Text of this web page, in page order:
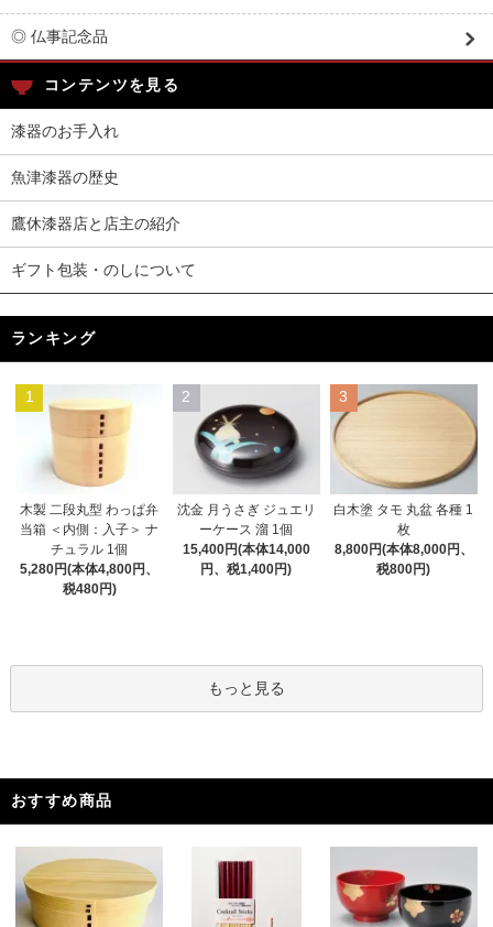
◎ 仏事記念品
コンテンツを見る
漆器のお手入れ
魚津漆器の歴史
鷹休漆器店と店主の紹介
ギフト包装・のしについて
ランキング
1
木製 二段丸型 わっぱ弁
当箱 ＜内側：入子＞ ナ
チュラル 1個
5,280円(本体4,800円、
税480円)
2
沈金 月うさぎ ジュエリ
ーケース 溜 1個
15,400円(本体14,000
円、税1,400円)
3
白木塗 タモ 丸盆 各種 1
枚
8,800円(本体8,000円、
税800円)
もっと見る
おすすめ商品